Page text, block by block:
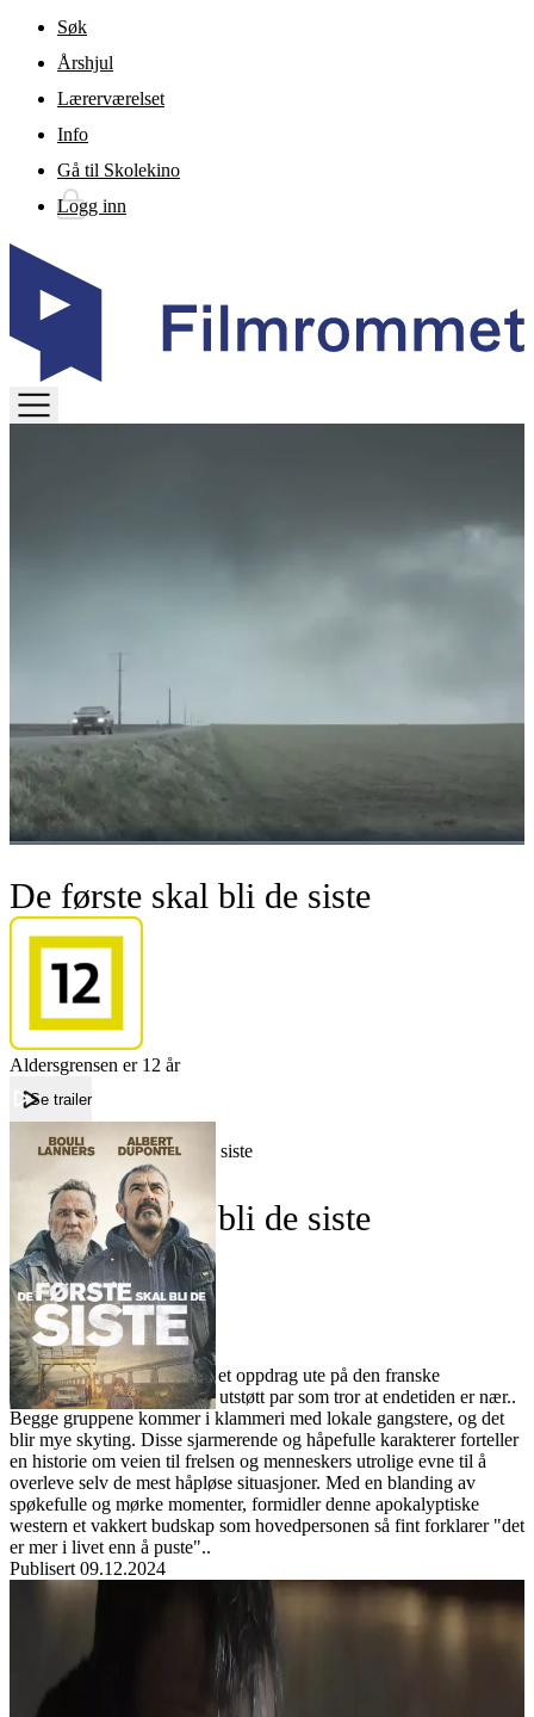
Gå til hovedinnhold
Søk
Årshjul
Lærerværelset
Info
Gå til Skolekino
Logg inn
De første skal bli de siste
Aldersgrensen er 12 år
Se trailer
ForsideDe første skal bli de siste
De første skal bli de siste
Film
Forfatter:
Leverandør:
Norgesfilm AS
Lisens:
To slitne dusør-jegere er på et oppdrag ute på den franske
landsbygda. De jakter på et utstøtt par som tror at endetiden er nær..
Begge gruppene kommer i klammeri med lokale gangstere, og det
blir mye skyting. Disse sjarmerende og håpefulle karakterer forteller
en historie om veien til frelsen og menneskers utrolige evne til å
overleve selv de mest håpløse situasjoner. Med en blanding av
spøkefulle og mørke momenter, formidler denne apokalyptiske
western et vakkert budskap som hovedpersonen så fint forklarer "det
er mer i livet enn å puste"..
Publisert 09.12.2024